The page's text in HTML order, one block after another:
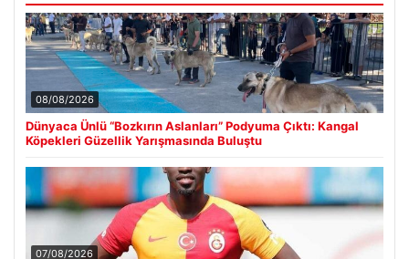
08/08/2026
Dünyaca Ünlü “Bozkırın Aslanları” Podyuma Çıktı: Kangal
Köpekleri Güzellik Yarışmasında Buluştu
07/08/2026